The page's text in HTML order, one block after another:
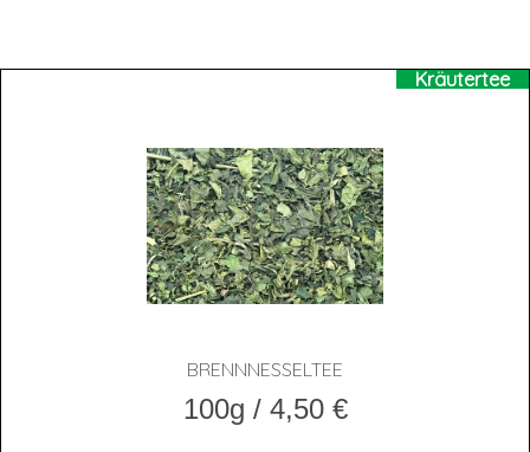
Kräutertee
BRENN­NES­SEL­TEE
100g / 4,50 €